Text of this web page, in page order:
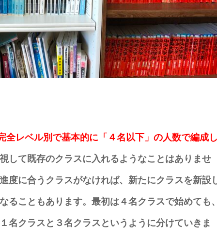
全レベル別で基本的に「４名以下」の人数で編成
して既存のクラスに入れるようなことはありませ
度に合うクラスがなければ、新たにクラスを新設
ることもあります。最初は４名クラスで始めても
名クラスと３名クラスというように分けていきま